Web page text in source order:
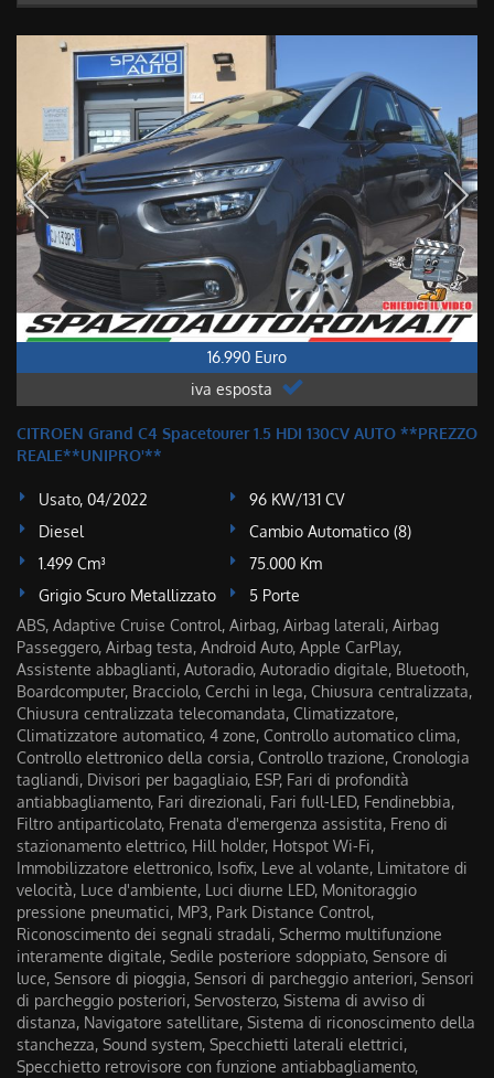
16.990 Euro
iva esposta
CITROEN Grand C4 Spacetourer 1.5 HDI 130CV AUTO **PREZZO
REALE**UNIPRO'**
Usato, 04/2022
96 KW/131 CV
Diesel
Cambio Automatico (8)
1.499 Cm³
75.000 Km
Grigio Scuro Metallizzato
5 Porte
ABS, Adaptive Cruise Control, Airbag, Airbag laterali, Airbag
Passeggero, Airbag testa, Android Auto, Apple CarPlay,
Assistente abbaglianti, Autoradio, Autoradio digitale, Bluetooth,
Boardcomputer, Bracciolo, Cerchi in lega, Chiusura centralizzata,
Chiusura centralizzata telecomandata, Climatizzatore,
Climatizzatore automatico, 4 zone, Controllo automatico clima,
Controllo elettronico della corsia, Controllo trazione, Cronologia
tagliandi, Divisori per bagagliaio, ESP, Fari di profondità
antiabbagliamento, Fari direzionali, Fari full-LED, Fendinebbia,
Filtro antiparticolato, Frenata d'emergenza assistita, Freno di
stazionamento elettrico, Hill holder, Hotspot Wi-Fi,
Immobilizzatore elettronico, Isofix, Leve al volante, Limitatore di
velocità, Luce d'ambiente, Luci diurne LED, Monitoraggio
pressione pneumatici, MP3, Park Distance Control,
Riconoscimento dei segnali stradali, Schermo multifunzione
interamente digitale, Sedile posteriore sdoppiato, Sensore di
luce, Sensore di pioggia, Sensori di parcheggio anteriori, Sensori
di parcheggio posteriori, Servosterzo, Sistema di avviso di
distanza, Navigatore satellitare, Sistema di riconoscimento della
stanchezza, Sound system, Specchietti laterali elettrici,
Specchietto retrovisore con funzione antiabbagliamento,